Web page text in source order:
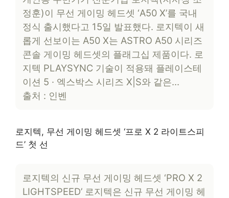
정훈)이 무선 게이밍 헤드셋 ‘A50 X’를 국내
정식 출시했다고 15일 발표했다. 로지텍이 새
롭게 선보이는 A50 X는 ASTRO A50 시리즈
콘솔 게이밍 헤드셋의 플래그십 제품이다. 로
지텍 PLAYSYNC 기술이 적용돼 플레이스테
이션 5 · 엑스박스 시리즈 X|S와 같은…
출처 : 인벤
로지텍, 무선 게이밍 헤드셋 ‘프로 X 2 라이트스피
드’ 첫 선
로지텍의 신규 무선 게이밍 헤드셋 ‘PRO X 2
LIGHTSPEED’ 로지텍은 신규 무선 게이밍 헤